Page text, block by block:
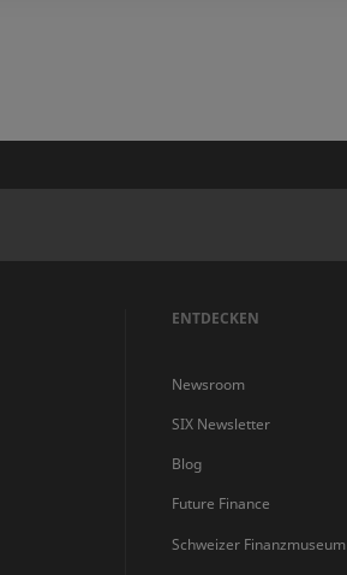
ENTDECKEN
Newsroom
SIX Newsletter
Blog
Future Finance
Schweizer Finanzmuseum